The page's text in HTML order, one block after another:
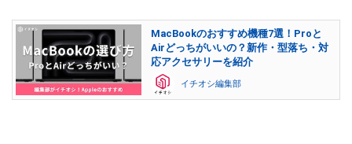
MacBookのおすすめ機種7選！Proと
Airどっちがいいの？新作・型落ち・対
応アクセサリーを紹介
イチオシ編集部